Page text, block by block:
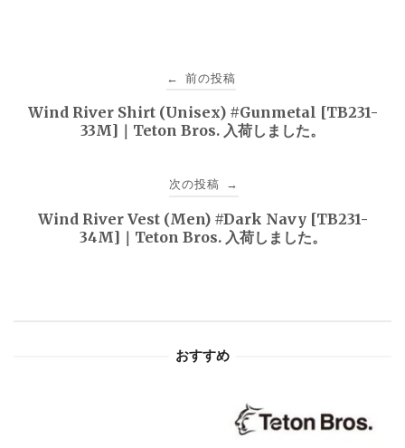
稿
← 前の投稿
Wind River Shirt (Unisex) #Gunmetal [TB231-
33M]｜Teton Bros. 入荷しました。
次の投稿 →
Wind River Vest (Men) #Dark Navy [TB231-
34M]｜Teton Bros. 入荷しました。
おすすめ